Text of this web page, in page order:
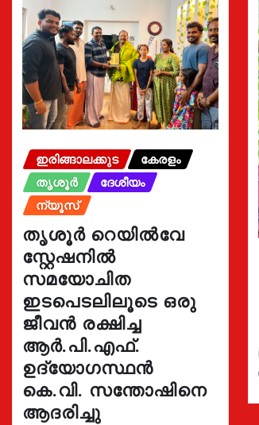
ഇരിങ്ങാലക്കുട
കേരളം
തൃശൂർ
ദേശീയം
ന്യൂസ്
തൃശൂർ റെയിൽവേ
സ്റ്റേഷനിൽ
സമയോചിത
ഇടപെടലിലൂടെ ഒരു
ജീവൻ രക്ഷിച്ച
ആർ.പി.എഫ്.
ഉദ്യോഗസ്ഥൻ
കെ.വി. സന്തോഷിനെ
ആദരിച്ചു